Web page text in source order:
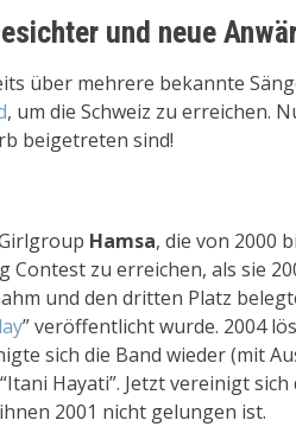
und neue
über mehrere bekannte
, um die Schweiz zu erreichen.
beigetreten sind!
Hamsa, die von 2000
Contest zu erreichen, als sie
und den dritten Platz
” veröffentlicht wurde. 2004
sich die Band wieder (mit
Hayati”. Jetzt vereinigt
2001 nicht gelungen ist.